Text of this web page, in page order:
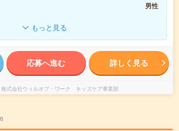
男性
もっと見る
応募へ進む 詳しく見る
株式会社ウィルオブ・ワーク キッズケア事業部